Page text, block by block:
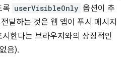
록 userVisibleOnly 옵션이 추
달하는 것은 웹 앱이 푸시 메시지
한다는 브라우저와의 상징적인
음).